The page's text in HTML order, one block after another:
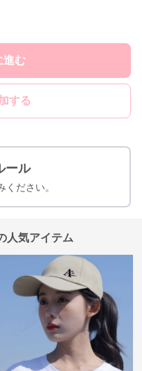
進む
する
ール
ください。
人気アイテム